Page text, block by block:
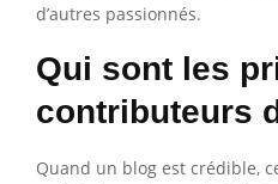
d’autres passionnés.
Qui sont les
contributeurs
Quand un blog est crédible,